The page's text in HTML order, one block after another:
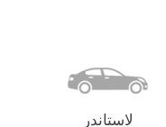
لاستاندر